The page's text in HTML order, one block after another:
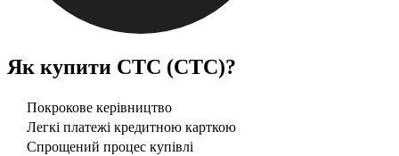
Як купити CTC (CTC)?
Покрокове керівництво
Легкі платежі кредитною карткою
Спрощений процес купівлі